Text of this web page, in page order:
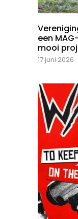
een
mooi
17 juni 2026